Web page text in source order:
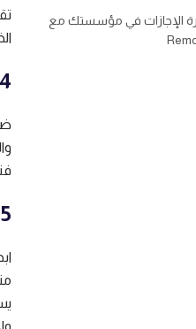
الإجازات في مؤسستك مع
4. وضع مسار الاعتماد
5. اختيار برنامج إدارة الإجازات المناسب